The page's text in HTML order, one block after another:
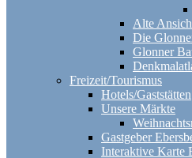
Alte
Die
Glonner
Freizeit/Tourismus
Hotels/Gaststätten
Unsere Märkte
Gastgeber
Interaktive Karte